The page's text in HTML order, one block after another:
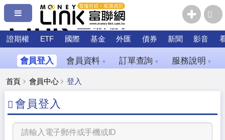
證期權 ETF 國際 基金 外匯 債券 新聞 影音
會員登入 會員資料 ▼ 訂單查詢 ▼ 服務說明 ▼
首頁 會員中心 登入
會員登入